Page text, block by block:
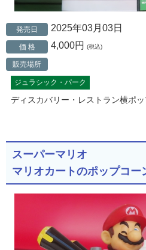
発売日 2025年03月03日
価 格 4,000円 (税込)
販売場所
ジュラシック・パーク
ディスカバリー・レストラン横ポ
スーパーマリオ
マリオカートのポップコー